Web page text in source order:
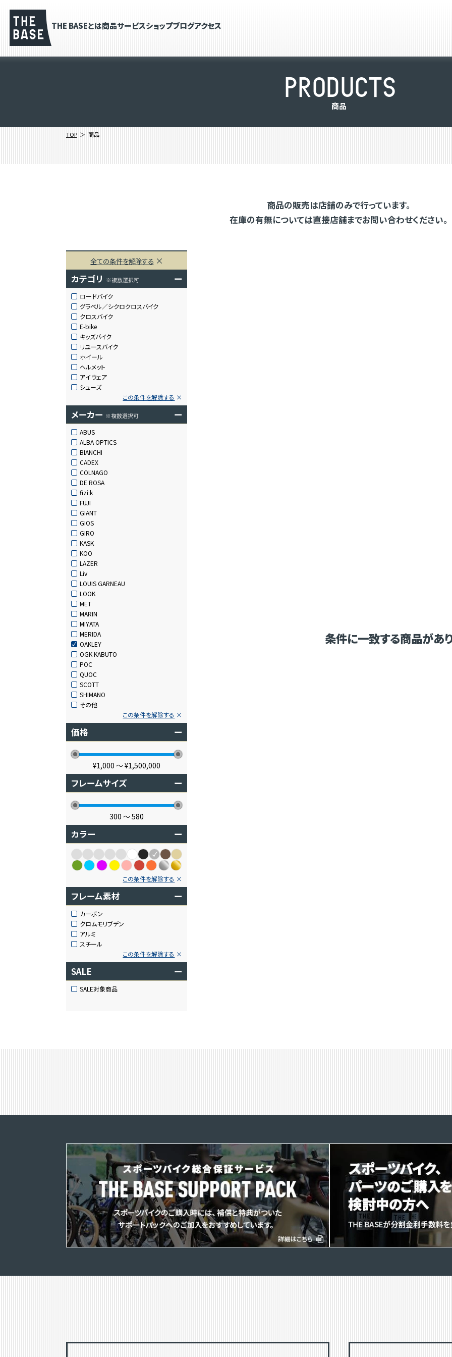
THE BASEとは商品サービスショップブログアクセス
PRODUCTS
商品
TOP 商品
商品の販売は店舗のみで行っています。
在庫の有無については直接店舗までお問い合わせください。
全ての条件を解除する
カテゴリ ※複数選択可 ー
ロードバイク
グラベル／シクロクロスバイク
クロスバイク
E-bike
キッズバイク
リユースバイク
ホイール
ヘルメット
アイウェア
シューズ
この条件を解除する
メーカー ※複数選択可 ー
ABUS
ALBA OPTICS
BIANCHI
CADEX
COLNAGO
DE ROSA
fizi:k
FUJI
GIANT
GIOS
GIRO
KASK
KOO
LAZER
Liv
LOUIS GARNEAU
LOOK
MET
MARIN
MIYATA
MERIDA
OAKLEY
OGK KABUTO
POC
QUOC
SCOTT
SHIMANO
その他
この条件を解除する
価格 ー
¥1,000 〜¥1,500,000
フレームサイズ ー
300 〜580
カラー ー
この条件を解除する
フレーム素材 ー
カーボン
クロムモリブデン
アルミ
スチール
この条件を解除する
SALE ー
SALE対象商品
条件に一致する商品があ